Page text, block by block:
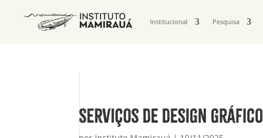
Institucional Pesquisa
Serviços de design gráfico